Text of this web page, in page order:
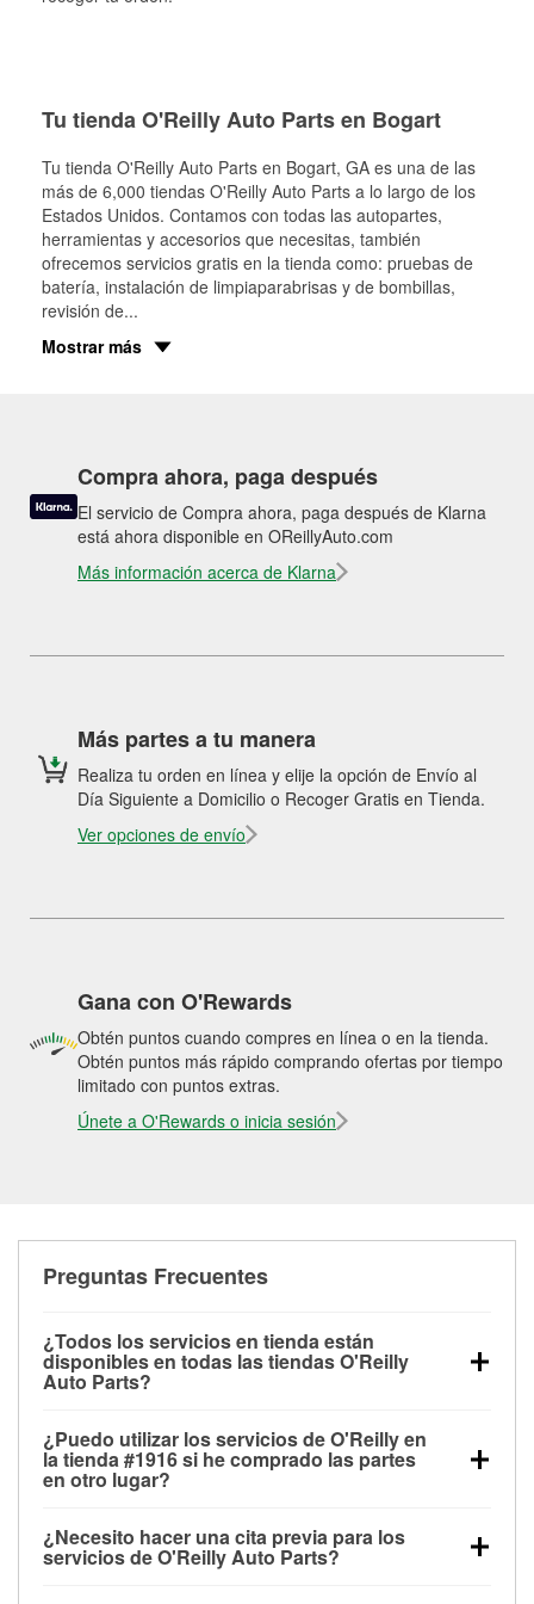
Tu tienda O'Reilly Auto Parts en Bogart
Tu tienda O'Reilly Auto Parts en Bogart, GA es una de las
más de 6,000 tiendas O'Reilly Auto Parts a lo largo de los
Estados Unidos. Contamos con todas las autopartes,
herramientas y accesorios que necesitas, también
ofrecemos servicios gratis en la tienda como: pruebas de
batería, instalación de limpiaparabrisas y de bombillas,
revisión de...
Mostrar más
Compra ahora, paga después
El servicio de Compra ahora, paga después de Klarna
está ahora disponible en OReillyAuto.com
Más información acerca de Klarna
Más partes a tu manera
Realiza tu orden en línea y elije la opción de Envío al
Día Siguiente a Domicilio o Recoger Gratis en Tienda.
Ver opciones de envío
Gana con O'Rewards
Obtén puntos cuando compres en línea o en la tienda.
Obtén puntos más rápido comprando ofertas por tiempo
limitado con puntos extras.
Únete a O'Rewards o inicia sesión
Preguntas Frecuentes
¿Todos los servicios en tienda están
disponibles en todas las tiendas O'Reilly
Auto Parts?
las pruebas de batería, pruebas de alternador y
motor de arranque, revisión de la luz “Check Engine”
con O'Reilly VeriScan® e instalación de
limpiaparabrisas o bombillas, están disponibles en
todas las tiendas O'Reilly Auto Parts. La tienda
¿Puedo utilizar los servicios de O'Reilly en
la tienda #1916 si he comprado las partes
en otro lugar?
de O'Reilly Auto Parts que estén disponibles en la
tienda #1916 de Bogart, GA aunque hayas
¿Necesito hacer una cita previa para los
servicios de O'Reilly Auto Parts?